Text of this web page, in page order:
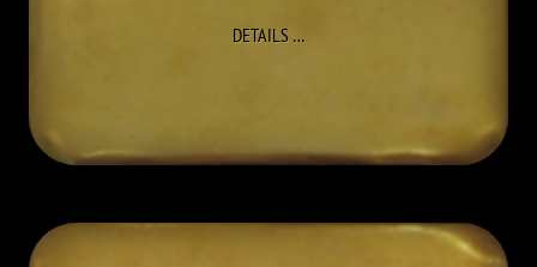
DETAILS…ZU LEOPOLD BABITSCH